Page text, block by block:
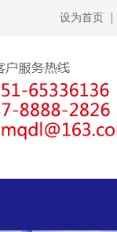
设为首页